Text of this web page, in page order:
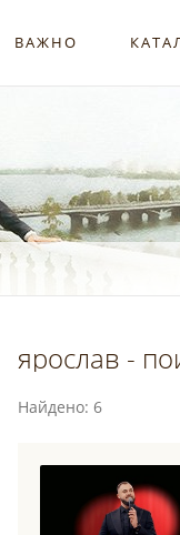
ВАЖНО
ярослав -
Найдено: 6